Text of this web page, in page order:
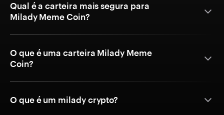
Qual é a carteira mais segura para
Milady Meme Coin?
O que é uma carteira Milady Meme
Coin?
O que é um milady crypto?